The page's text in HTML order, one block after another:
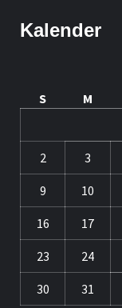
Kalender
S
M
2 3
9 10
16 17
23 24
30
31